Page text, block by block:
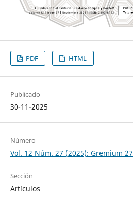
PDF HTML
Publicado
30-11-2025
Número
Vol. 12 Núm. 27 (2025): Gremium 27
Sección
Artículos